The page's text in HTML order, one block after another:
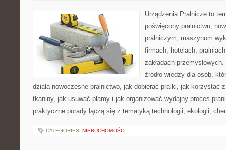
Urządzenia Pralnicze to
poświęcony pralnictwu,
pralniczym, maszynom
firmach, hotelach,
zakładach
źródło wiedzy dla osób,
działa nowoczesne pralnictwo, jak dobierać pralki, jak korzystać
tkaniny, jak usuwać plamy i jak organizować wydajny proces
praktyczne porady łączą się z tematyką technologii, ekologii,
CATEGORIES: NIERUCHOMOŚCI